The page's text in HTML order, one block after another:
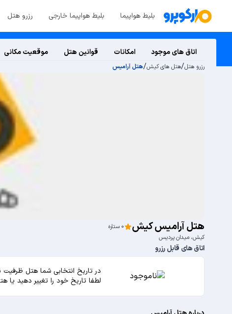
بلیط هواپیما بلیط هواپیما خارجی رزرو هتل
اتاق های موجود امکانات قوانین هتل موقعیت مکانی
رزرو هتل/هتل های کیش/هتل آرامیس
هتل آرامیس کیش
0 ستاره
كيش، ميدان پرديس
اتاق های قابل رزرو
در تاریخ انتخابی شما هتل ظرفیت
لطفا تاریخ خود را تغییر دهید یا